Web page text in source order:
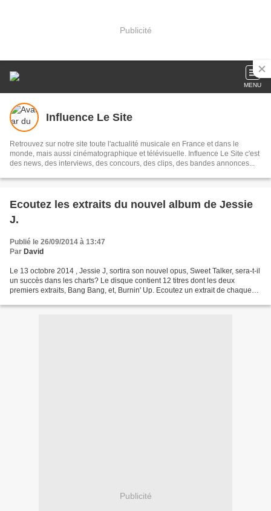
Publicité
MENU
Influence Le Site
Retrouvez sur notre site toute l'actualité musicale en France et dans le
monde, mais aussi cinématographique et télévisuelle. Influence Le Site c'est
des news, des interviews, des concours, des clips, des bandes annonces...
Ecoutez les extraits du nouvel album de Jessie
J.
Publié le 26/09/2014 à 13:47
Par David
Le 13 octobre 2014 , Jessie J, sortira son nouvel opus, Sweet Talker, sera-t-il
un succès dans les charts? Le disque contient 12 titres dont les deux
premiers extraits, Bang Bang, et, Burnin' Up. Ecoutez un extrait de chaque
Publicité